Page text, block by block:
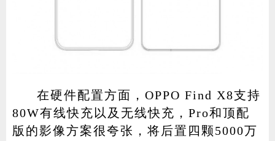
在硬件配置方面，OPPO Find X8支持
80W有线快充以及无线快充，Pro和顶配
版的影像方案很夸张，将后置四颗5000万